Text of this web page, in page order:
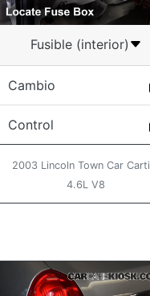
Fusible (interior)
Cambio
Control
2003 Lincoln Town Car
4.6L V8